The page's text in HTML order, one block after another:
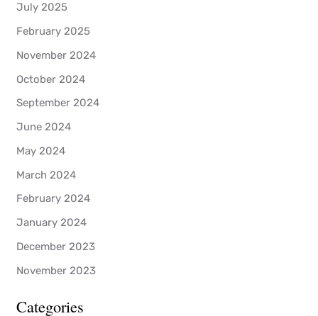
July 2025
February 2025
November 2024
October 2024
September 2024
June 2024
May 2024
March 2024
February 2024
January 2024
December 2023
November 2023
Categories